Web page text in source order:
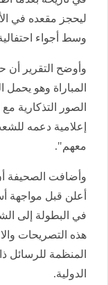
ليحجز مقعده في
وسط أجواء
وأوضح التقرير
المباراة وهو
الصور التذكارية
إعلامية دعمه
معهم".
وأضافت الصحيفة
أعلن قبل مواجهة
في البطولة إلى
هذه التصريحات
المنظمة للرسائل
الدولية.